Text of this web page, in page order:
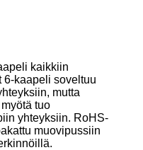
kaikkiin
6-kaapeli soveltuu
mutta
tuo
yhteyksiin. RoHS-
muovipussiin